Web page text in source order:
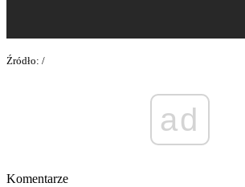
Źródło: /
ad
Komentarze